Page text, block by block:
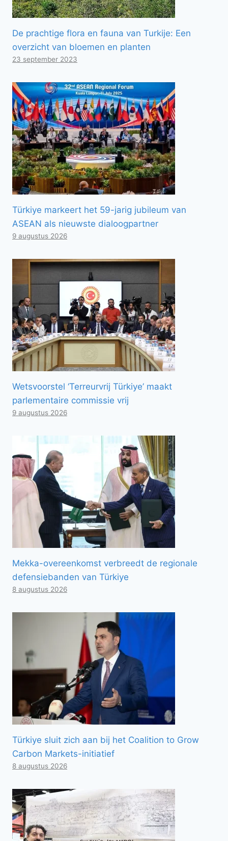
De prachtige flora en fauna van Turkije: Een
overzicht van bloemen en planten
23 september 2023
Türkiye markeert het 59-jarig jubileum van
ASEAN als nieuwste dialoogpartner
9 augustus 2026
Wetsvoorstel ‘Terreurvrij Türkiye’ maakt
parlementaire commissie vrij
9 augustus 2026
Mekka-overeenkomst verbreedt de regionale
defensiebanden van Türkiye
8 augustus 2026
Türkiye sluit zich aan bij het Coalition to Grow
Carbon Markets-initiatief
8 augustus 2026